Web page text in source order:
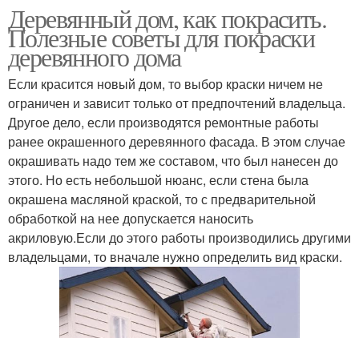
Деревянный дом, как покрасить.
Полезные советы для покраски
деревянного дома
Если красится новый дом, то выбор краски ничем не
ограничен и зависит только от предпочтений владельца.
Другое дело, если производятся ремонтные работы
ранее окрашенного деревянного фасада. В этом случае
окрашивать надо тем же составом, что был нанесен до
этого. Но есть небольшой нюанс, если стена была
окрашена масляной краской, то с предварительной
обработкой на нее допускается наносить
акриловую.Если до этого работы производились другими
владельцами, то вначале нужно определить вид краски.